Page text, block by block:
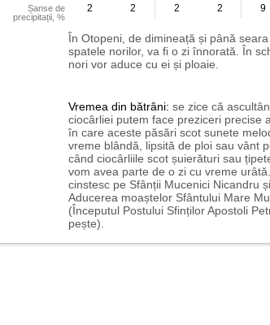
Șanse de
precipitații, %
2
2 2 2 9
În Otopeni, de dimineață și până
spatele norilor, va fi o zi înnorată. În
nori vor aduce cu ei și ploaie.
Vremea din bătrâni: se zice că
ciocârliei putem face preziceri precise
în care aceste păsări scot sunete
vreme blândă, lipsită de ploi sau vânt
când ciocârliile scot șuierături sau
vom avea parte de o zi cu vreme
cinstesc pe Sfânții Mucenici Nicandru
Aducerea moaștelor Sfântului Mare
(Începutul Postului Sfinților Apostoli
pește).